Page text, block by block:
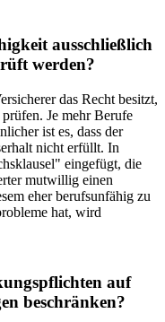
ausschließlich
werden?
das Recht besitzt,
Je mehr Berufe
ist es, dass der
nicht erfüllt. In
eingefügt, die
mutwillig einen
eher berufsunfähig zu
hat, wird
auf
beschränken?